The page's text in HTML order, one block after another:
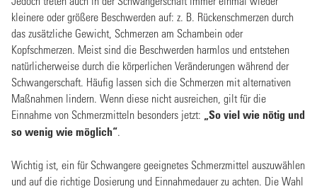
kleinere oder größere Beschwerden auf: z. B. Rückenschmerzen durch
das zusätzliche Gewicht, Schmerzen am Schambein oder
Kopfschmerzen. Meist sind die Beschwerden harmlos und entstehen
natürlicherweise durch die körperlichen Veränderungen während der
Schwangerschaft. Häufig lassen sich die Schmerzen mit alternativen
Maßnahmen lindern. Wenn diese nicht ausreichen, gilt für die
Einnahme von Schmerzmitteln besonders jetzt: „So viel wie nötig und
so wenig wie möglich“.
Wichtig ist, ein für Schwangere geeignetes Schmerzmittel auszuwählen
und auf die richtige Dosierung und Einnahmedauer zu achten. Die Wahl